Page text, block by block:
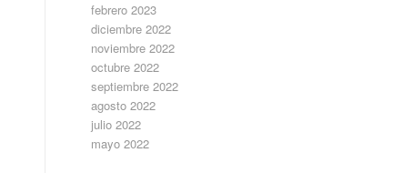
febrero 2023
diciembre 2022
noviembre 2022
octubre 2022
septiembre 2022
agosto 2022
julio 2022
mayo 2022